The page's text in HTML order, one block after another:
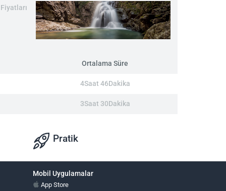
Ortalama Süre
4Saat 46Dakika
3Saat 30Dakika
Pratik
Mobil Uygulamalar
App Store